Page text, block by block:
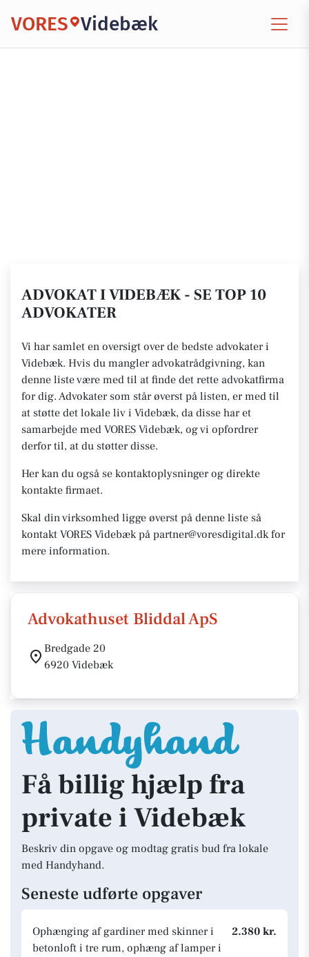
VORES Videbæk
ADVOKAT I VIDEBÆK - SE TOP 10
ADVOKATER
Vi har samlet en oversigt over de bedste advokater i
Videbæk. Hvis du mangler advokatrådgivning, kan
denne liste være med til at finde det rette advokatfirma
for dig. Advokater som står øverst på listen, er med til
at støtte det lokale liv i Videbæk, da disse har et
samarbejde med VORES Videbæk, og vi opfordrer
derfor til, at du støtter disse.
Her kan du også se kontaktoplysninger og direkte
kontakte firmaet.
Skal din virksomhed ligge øverst på denne liste så
kontakt VORES Videbæk på partner@voresdigital.dk for
mere information.
Advokathuset Bliddal ApS
Bredgade 20
6920 Videbæk
Få billig hjælp fra
private i Videbæk
Beskriv din opgave og modtag gratis bud fra lokale
med Handyhand.
Seneste udførte opgaver
Ophænging af gardiner med skinner i
betonloft i tre rum, ophæng af lamper i
2.380 kr.